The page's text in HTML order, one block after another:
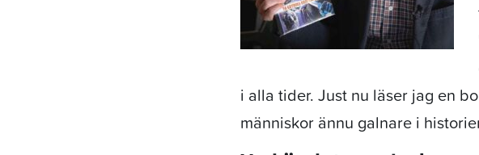
i alla tider. Just nu läser jag en
människor ännu galnare i